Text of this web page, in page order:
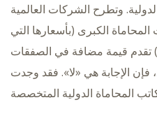
وتطرح الشركات العالمية
الكبرى (بأسعارها التي
الساعة) تقدم قيمة مضافة في الصفقات
فإن الإجابة هي «لا». فقد وجدت
المحاماة الدولية المتخصصة